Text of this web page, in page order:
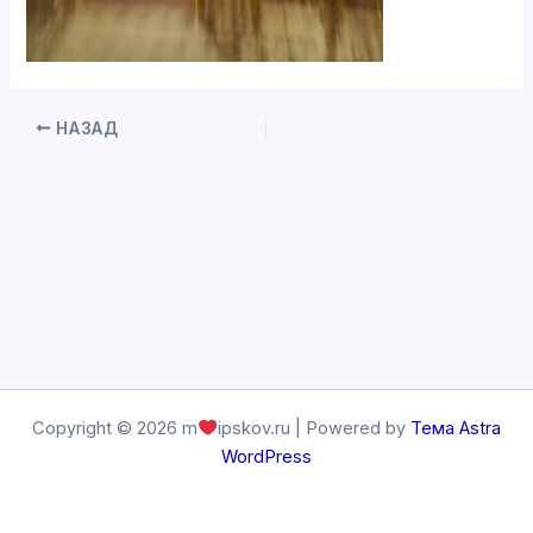
НАЗАД
Copyright © 2026 m ipskov.ru | Powered by Тема Astra
WordPress